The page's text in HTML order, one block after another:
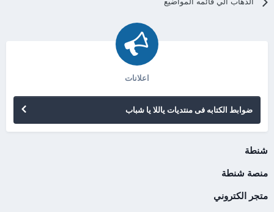
اعلانات
ضوابط الكتابه فى منتديات ياللا يا شباب
شنطة
منصة شنطة
متجر الكتروني